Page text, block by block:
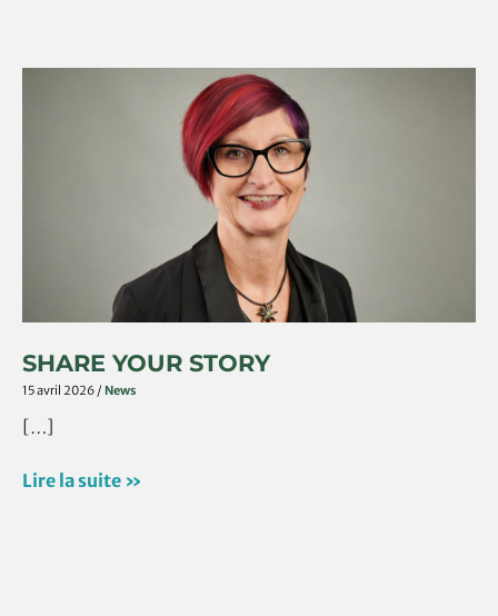
SHARE YOUR STORY
15 avril 2026 / News
[…]
Lire la suite »